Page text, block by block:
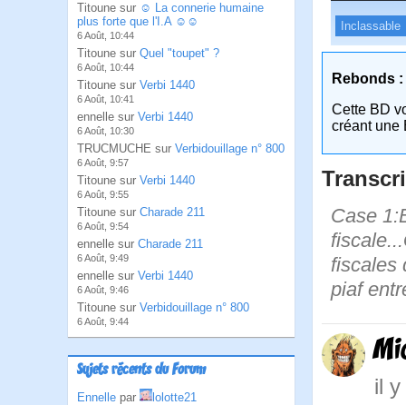
Titoune sur ☺ La connerie humaine
plus forte que l'I.A ☺☺
6 Août, 10:44
Titoune sur Quel "toupet" ?
6 Août, 10:44
Titoune sur Verbi 1440
6 Août, 10:41
ennelle sur Verbi 1440
6 Août, 10:30
TRUCMUCHE sur Verbidouillage n° 800
6 Août, 9:57
Titoune sur Verbi 1440
6 Août, 9:55
Titoune sur Charade 211
6 Août, 9:54
ennelle sur Charade 211
6 Août, 9:49
ennelle sur Verbi 1440
6 Août, 9:46
Titoune sur Verbidouillage n° 800
6 Août, 9:44
Sujets récents du Forum
Ennelle par
lolotte21
Inclassable
Rebonds :
Cette BD
créant une
Case
fiscales
piaf
il y